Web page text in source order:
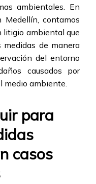
ambientales. En
Medellín, contamos
litigio ambiental que
de manera
del entorno
causados por
medio ambiente.
para
casos